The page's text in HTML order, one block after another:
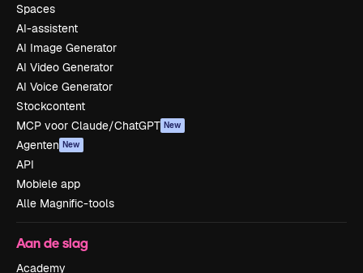
Spaces
AI-assistent
AI Image Generator
AI Video Generator
AI Voice Generator
Stockcontent
MCP voor Claude/ChatGPT New
Agenten New
API
Mobiele app
Alle Magnific-tools
Aan de slag
Academy